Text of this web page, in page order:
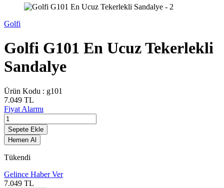
Golfi
Golfi G101 En Ucuz Tekerlekli
Sandalye
Ürün Kodu : g101
7.049 TL
Fiyat Alarmı
Sepete Ekle
Hemen Al
Tükendi
Gelince Haber Ver
7.049 TL